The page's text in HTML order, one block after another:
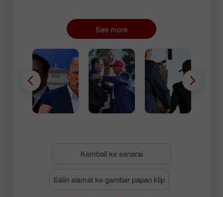
pembunuhan terhadap Trump di Pennsylvania, Musk
tampil memberi sokongan penuh. Beliau kemudian
menggerakkan agenda Republikan.
See more
Kembali ke senarai
Salin alamat ke gambar papan klip